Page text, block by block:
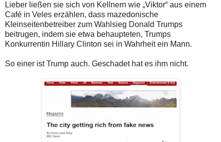
Lieber ließen sie sich von Kellnern wie „Viktor“ aus einem
Café in Veles erzählen, dass mazedonische
Kleinseitenbetreiber zum Wahlsieg Donald Trumps
beitrugen, indem sie etwa behaupteten, Trumps
Konkurrentin Hillary Clinton sei in Wahrheit ein Mann.
So einer ist Trump auch. Geschadet hat es ihm nicht.